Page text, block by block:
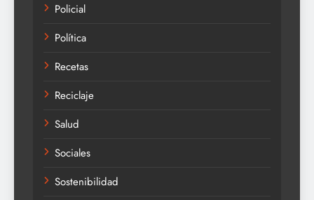
Policial
Política
Recetas
Reciclaje
Salud
Sociales
Sostenibilidad